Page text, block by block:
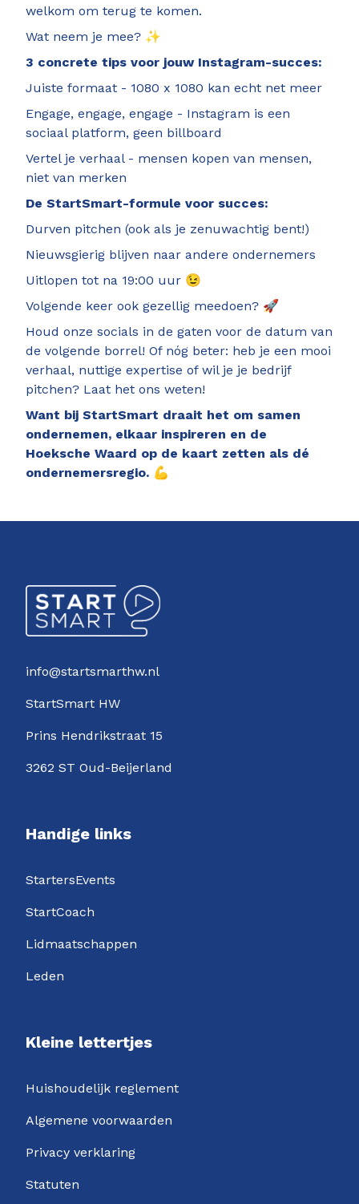
welkom om terug te komen.
Wat neem je mee? ✨
3 concrete tips voor jouw Instagram-succes:
Juiste formaat - 1080 x 1080 kan echt net meer
Engage, engage, engage - Instagram is een
sociaal platform, geen billboard
Vertel je verhaal - mensen kopen van mensen,
niet van merken
De StartSmart-formule voor succes:
Durven pitchen (ook als je zenuwachtig bent!)
Nieuwsgierig blijven naar andere ondernemers
Uitlopen tot na 19:00 uur 😉
Volgende keer ook gezellig meedoen? 🚀
Houd onze socials in de gaten voor de datum van
de volgende borrel! Of nóg beter: heb je een mooi
verhaal, nuttige expertise of wil je je bedrijf
pitchen? Laat het ons weten!
Want bij StartSmart draait het om samen
ondernemen, elkaar inspireren en de
Hoeksche Waard op de kaart zetten als dé
ondernemersregio. 💪
info@startsmarthw.nl
StartSmart HW
Prins Hendrikstraat 15
3262 ST Oud-Beijerland
Handige links
StartersEvents
StartCoach
Lidmaatschappen
Leden
Kleine lettertjes
Huishoudelijk reglement
Algemene voorwaarden
Privacy verklaring
Statuten